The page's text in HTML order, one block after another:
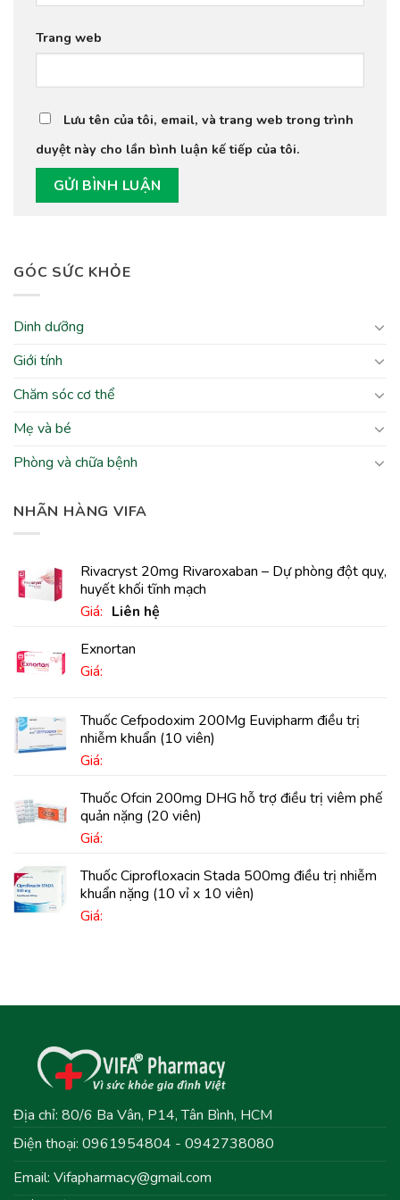
GÓC SỨC KHỎE
Dinh dưỡng
Giới tính
Chăm sóc cơ thể
Mẹ và bé
Phòng và chữa bệnh
NHÃN HÀNG VIFA
Rivacryst 20mg Rivaroxaban – Dự phòng đột quỵ,
huyết khối tĩnh mạch
Giá: Liên hệ
Exnortan
Giá:
Thuốc Cefpodoxim 200Mg Euvipharm điều trị
nhiễm khuẩn (10 viên)
Giá:
Thuốc Ofcin 200mg DHG hỗ trợ điều trị viêm phế
quản nặng (20 viên)
Giá:
Thuốc Ciprofloxacin Stada 500mg điều trị nhiễm
khuẩn nặng (10 vỉ x 10 viên)
Giá:
Trang web
Lưu tên của tôi, email, và trang web trong trình
duyệt này cho lần bình luận kế tiếp của tôi.
Địa chỉ: 80/6 Ba Vân, P14, Tân Bình, HCM
Điện thoại: 0961954804 - 0942738080
Email: Vifapharmacy@gmail.com